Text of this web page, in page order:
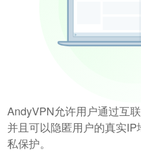
AndyVPN允许用户通过互
并且可以隐匿用户的真实
私保护。